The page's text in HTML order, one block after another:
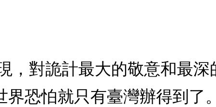
，對詭計最大的敬意和最深
界恐怕就只有臺灣辦得到了